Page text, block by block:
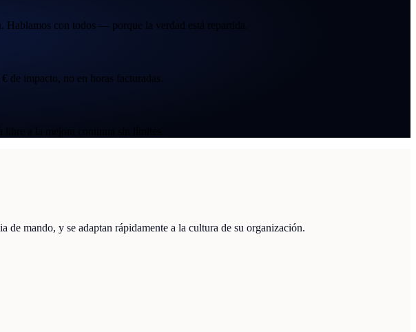
Hablamos con todos — porque la verdad está repartida.
de impacto, no en horas facturadas.
a la mejora continua sin límites.
mando, y se adaptan rápidamente a la cultura de su organización.